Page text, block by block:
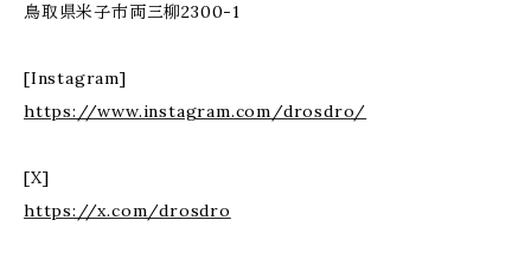
鳥取県米子市両三柳2300-1
[Instagram]
https://www.instagram.com/drosdro/
[X]
https://x.com/drosdro